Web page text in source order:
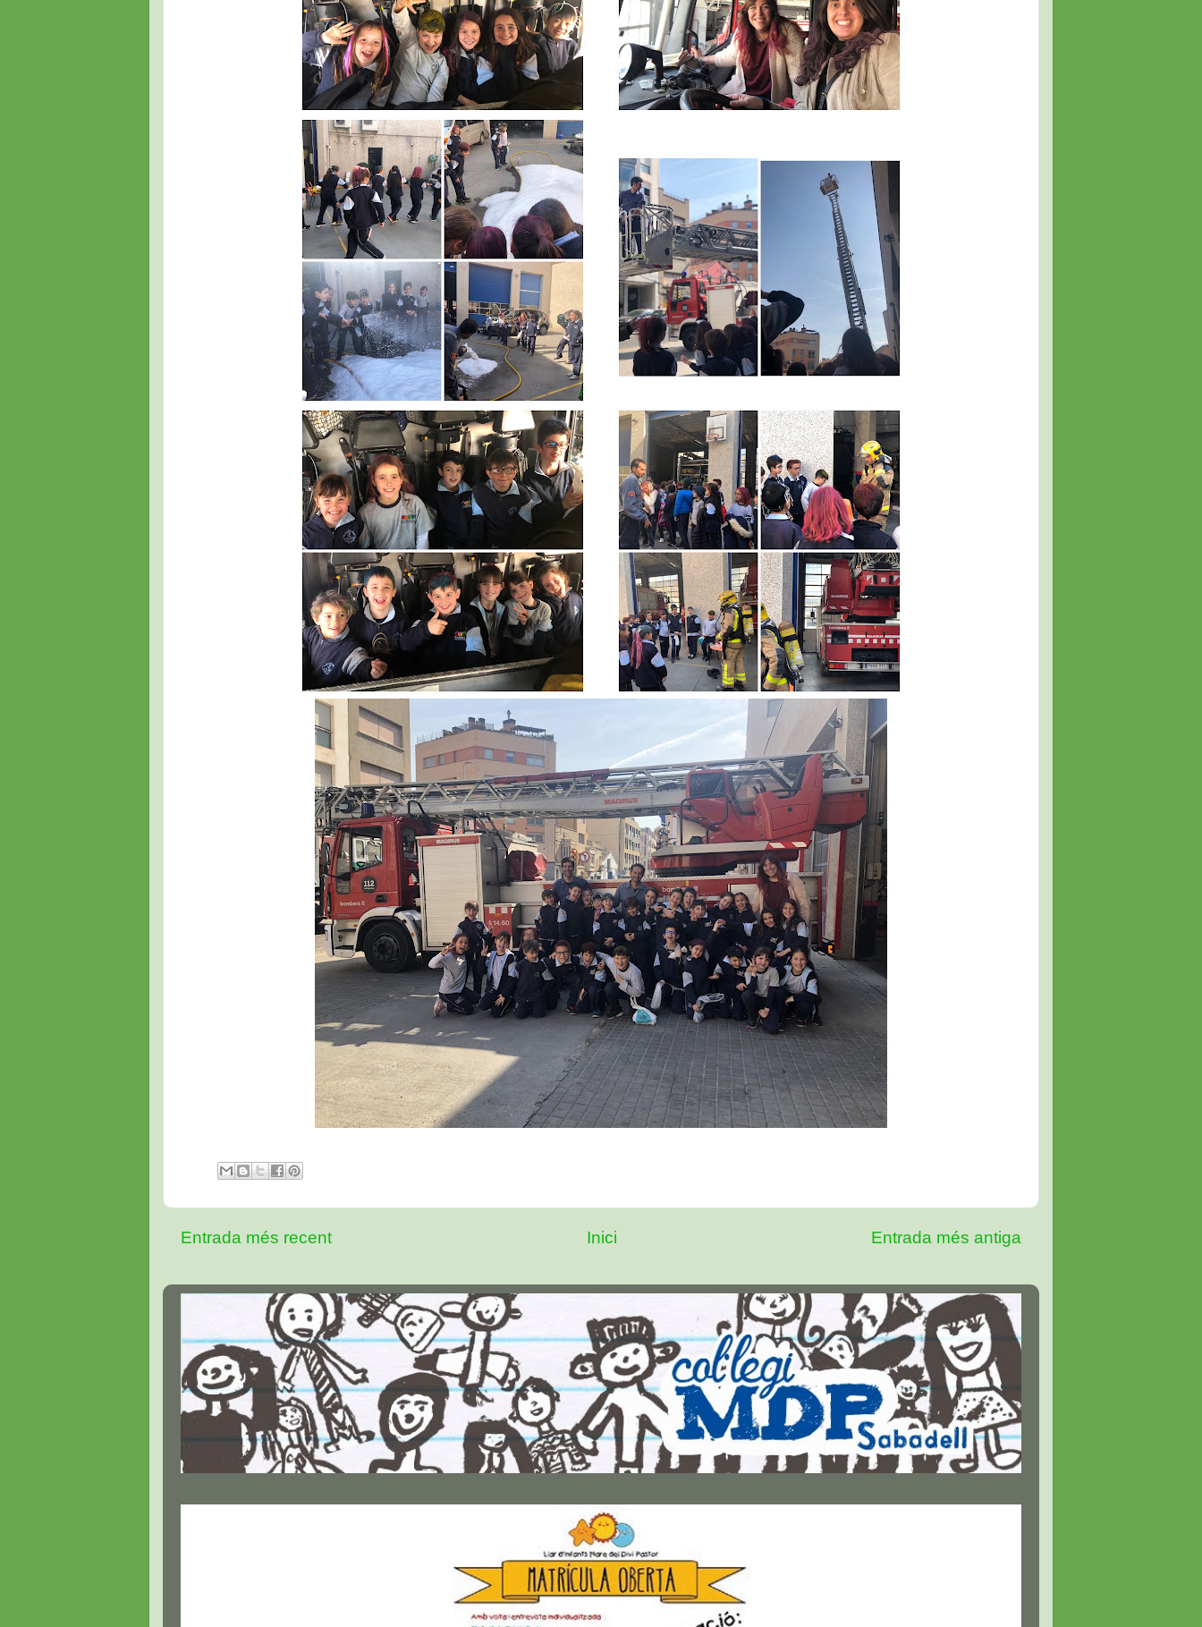
Entrada més recent Entrada més antiga
Inici